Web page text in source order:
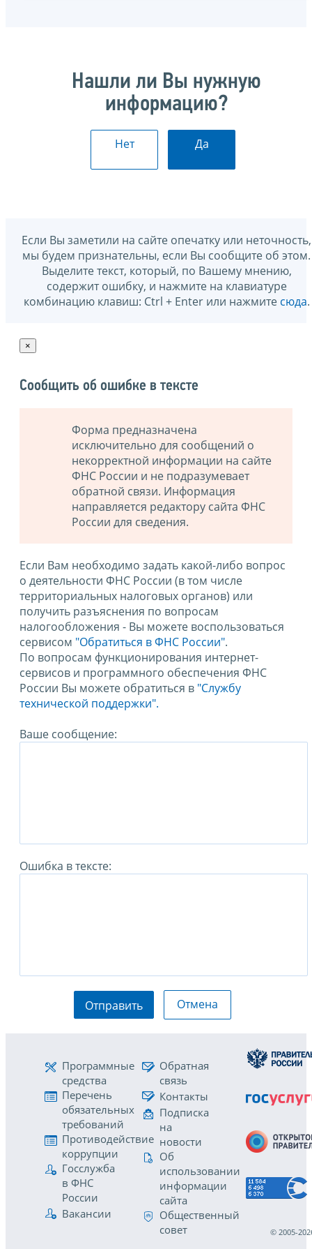
Нашли ли Вы нужную
информацию?
Нет Да
Если Вы заметили на сайте опечатку или неточность,
мы будем признательны, если Вы сообщите об этом.
Выделите текст, который, по Вашему мнению,
содержит ошибку, и нажмите на клавиатуре
комбинацию клавиш: Ctrl + Enter или нажмите сюда.
×
Сообщить об ошибке в тексте
Форма предназначена
исключительно для сообщений о
некорректной информации на сайте
ФНС России и не подразумевает
обратной связи. Информация
направляется редактору сайта ФНС
России для сведения.
Если Вам необходимо задать какой-либо вопрос
о деятельности ФНС России (в том числе
территориальных налоговых органов) или
получить разъяснения по вопросам
налогообложения - Вы можете воспользоваться
сервисом "Обратиться в ФНС России".
По вопросам функционирования интернет-
сервисов и программного обеспечения ФНС
России Вы можете обратиться в "Службу
технической поддержки".
Ваше сообщение:
Ошибка в тексте:
Отправить Отмена
Программные
средства
Перечень
обязательных
требований
Противодействие
коррупции
Госслужба
в ФНС
России
Вакансии
Обратная
связь
Контакты
Подписка
на
новости
Об
использовании
информации
сайта
Общественный
совет
© 2005-